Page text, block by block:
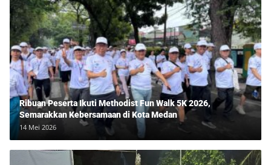
Ribuan Peserta Ikuti Methodist Fun Walk 5K 2026,
Semarakkan Kebersamaan di Kota Medan
14 Mei 2026